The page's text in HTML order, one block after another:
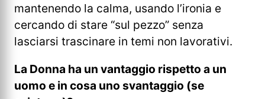
mantenendo la calma, usando l’ironia e
cercando di stare “sul pezzo” senza
lasciarsi trascinare in temi non lavorativi.
La Donna ha un vantaggio rispetto a un
uomo e in cosa uno svantaggio (se